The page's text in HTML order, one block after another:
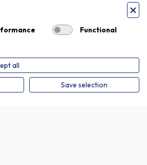
Privacy Policy
Functional
all
Save selection